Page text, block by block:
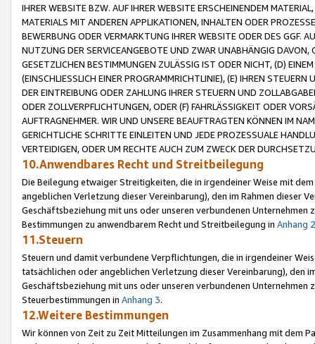
IHRER WEBSITE BZW. AUF IHRER WEBSITE ERSCHEINENDEM
MATERIALS MIT ANDEREN APPLIKATIONEN, INHALTEN ODER
BEWERBUNG ODER VERMARKTUNG IHRER WEBSITE ODER DES GGF.
NUTZUNG DER SERVICEANGEBOTE UND ZWAR UNABHÄNGIG
GESETZLICHEN BESTIMMUNGEN ZULÄSSIG IST ODER NICHT, (D)
(EINSCHLIESSLICH EINER PROGRAMMRICHTLINIE), (E) IHREN
DER EINTREIBUNG ODER ZAHLUNG IHRER STEUERN UND
ODER ZOLLVERPFLICHTUNGEN, ODER (F) FAHRLÄSSIGKEIT ODER
AUFTRAGNEHMER. WIR UND UNSERE BEAUFTRAGTEN KÖNNEN IM
GERICHTLICHE SCHRITTE EINLEITEN UND JEDE PROZESSUALE
VERTEIDIGEN, ODER UM RECHTE AUCH ZUM ZWECK DER
10.Anwendbares Recht und Streitbeilegung
Die Beilegung etwaiger Streitigkeiten, die in irgendeiner Weise mit
angeblichen Verletzung dieser Vereinbarung), den im Rahmen dieser
Geschäftsbeziehung mit uns oder unseren verbundenen
Bestimmungen zu anwendbarem Recht und Streitbeilegung in Anhang 2
11.Steuern
Steuern und damit verbundene Verpflichtungen, die in irgendeiner
tatsächlichen oder angeblichen Verletzung dieser Vereinbarung), den
Geschäftsbeziehung mit uns oder unseren verbundenen
Steuerbestimmungen in Anhang 3.
12.Weitere Bestimmungen
Wir können von Zeit zu Zeit Mitteilungen im Zusammenhang mit dem